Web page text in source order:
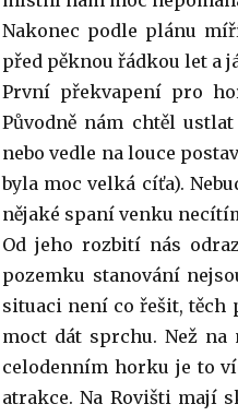
Nakonec podle plánu
před pěknou řádkou let a
První překvapení pro
Původně nám chtěl
nebo vedle na louce
byla moc velká cíťa).
nějaké spaní venku
Od jeho rozbití nás
pozemku stanování
situaci není co řešit, těch
moct dát sprchu. Než na
celodenním horku je to
atrakce. Na Rovišti mají